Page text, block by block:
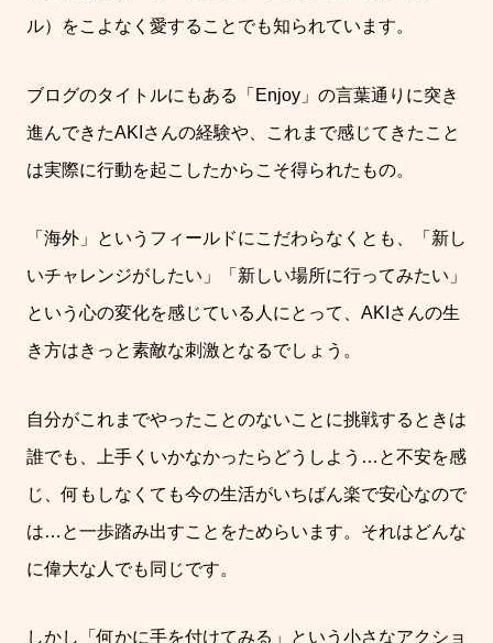
ル）をこよなく愛することでも知られています。
ブログのタイトルにもある「 Enjoy 」の言葉通りに突き
進んできたAKI さんの経験や、これまで感じてきたこと
は実際に行動を起こしたからこそ得られたもの。
「海外」というフィールドにこだわらなくとも、「新し
いチャレンジがしたい」「新しい場所に行ってみたい」
という心の変化を感じている人にとって、 AKI さんの生
き方はきっと素敵な刺激となるでしょう。
自分がこれまでやったことのないことに挑戦するときは
誰でも、上手くいかなかったらどうしよう … と不安を感
じ、何もしなくても今の生活がいちばん楽で安心なので
は… と一歩踏み出すことをためらいます。それはどんな
に偉大な人でも同じです。
しかし「何かに手を付けてみる」という小さなアクショ